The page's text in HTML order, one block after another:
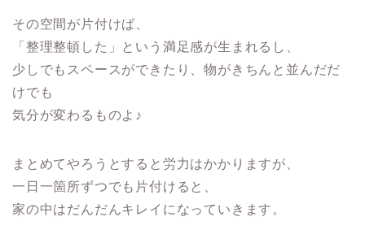
その空間が片付けば、
「整理整頓した」という満足感が生まれるし、
少しでもスペースができたり、物がきちんと並んだだ
けでも
気分が変わるものよ♪
まとめてやろうとすると労力はかかりますが、
一日一箇所ずつでも片付けると、
家の中はだんだんキレイになっていきます。